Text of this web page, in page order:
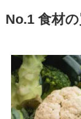
No.1 食材